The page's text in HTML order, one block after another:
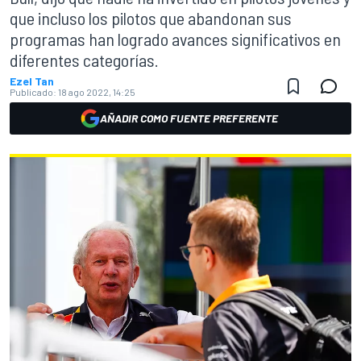
que incluso los pilotos que abandonan sus
programas han logrado avances significativos en
diferentes categorías.
Ezel Tan
Publicado: 18 ago 2022, 14:25
AÑADIR COMO FUENTE PREFERENTE